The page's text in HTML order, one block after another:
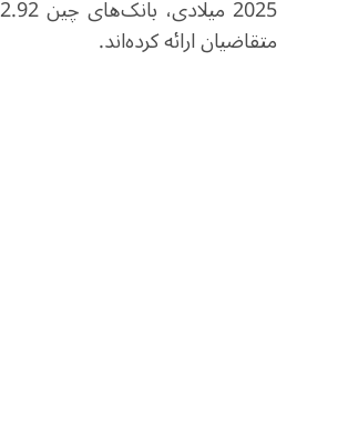
متقاضیان ارائه کرده‌اند.